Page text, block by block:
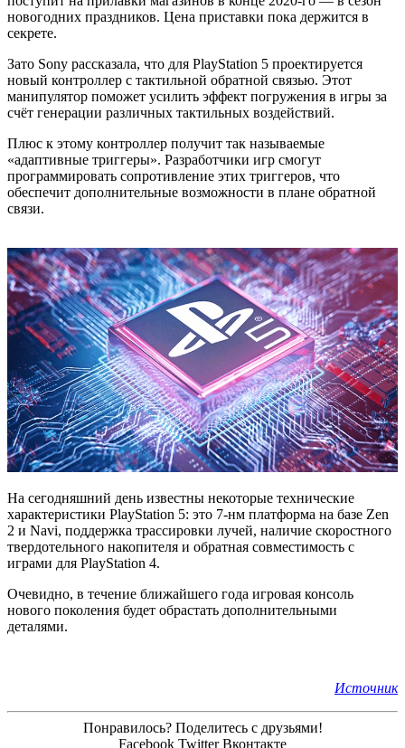
новогодних праздников. Цена приставки пока держится в
секрете.
Зато Sony рассказала, что для PlayStation 5 проектируется
новый контроллер с тактильной обратной связью. Этот
манипулятор поможет усилить эффект погружения в игры за
счёт генерации различных тактильных воздействий.
Плюс к этому контроллер получит так называемые
«адаптивные триггеры». Разработчики игр смогут
программировать сопротивление этих триггеров, что
обеспечит дополнительные возможности в плане обратной
связи.
На сегодняшний день известны некоторые технические
характеристики PlayStation 5: это 7-нм платформа на базе Zen
2 и Navi, поддержка трассировки лучей, наличие скоростного
твердотельного накопителя и обратная совместимость с
играми для PlayStation 4.
Очевидно, в течение ближайшего года игровая консоль
нового поколения будет обрастать дополнительными
деталями.
Источник
Понравилось? Поделитесь с друзьями!
Facebook Twitter Вконтакте